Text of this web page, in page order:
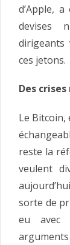
d’Apple,
devises
dirigeants
ces jetons.
Des
Le
reste la
veulent
sorte de
eu avec